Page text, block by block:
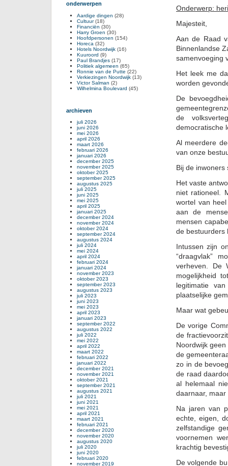
Onderwerp:
Majesteit,
Aan de Raad
Binnenlandse
samenvoeging
Het leek me
worden
De
de
democratische
Al meerdere
van onze
Bij de inwoners
Het vaste
niet rationeel.
wortel van
aan de
mensen
de bestuurders
Intussen zijn
“draagvlak”
verheven. De
mogelijkheid
legitimatie
plaatselijke
Maar wat
De vorige
de
Noordwijk
de
zo in de
de raad
al helemaal
daarnaar,
Na jaren van
echte, eigen,
zelfstandige
voornemen
krachtig
De volgende
onderwerpen
Aardige dingen (28)
Cultuur(18)
Financiën (30)
Harry Groen (30)
Hoofdpersonen (154)
Horeca (32)
Hotels Noordwijk (16)
Kuuroord (9)
Paul Brandjes (17)
Politiek algemeen (65)
Ronnie van de Putte (22)
Verkiezingen Noordwijk (13)
Victor Salman (2)
Wilhelmina Boulevard (45)
archieven
juli 2026
juni 2026
mei 2026
april 2026
maart 2026
februari 2026
januari 2026
december 2025
november 2025
oktober 2025
september 2025
augustus 2025
juli 2025
juni 2025
mei 2025
april 2025
januari 2025
december 2024
november 2024
oktober 2024
september 2024
augustus 2024
juli 2024
mei 2024
april 2024
februari 2024
januari 2024
november 2023
oktober 2023
september 2023
augustus 2023
juli 2023
juni 2023
mei 2023
april 2023
januari 2023
september 2022
augustus 2022
juli 2022
mei 2022
april 2022
maart 2022
februari 2022
januari 2022
december 2021
november 2021
oktober 2021
september 2021
augustus 2021
juli 2021
juni 2021
mei 2021
april 2021
maart 2021
februari 2021
december 2020
november 2020
augustus 2020
juli 2020
juni 2020
februari 2020
november 2019